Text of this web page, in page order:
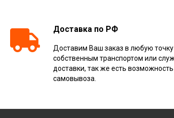
Доставка по РФ
Доставим Ваш заказ в любую точку
собственным транспортом или
доставки, так же есть возможность
самовывоза.